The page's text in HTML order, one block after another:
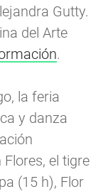
Gutty.
del Arte
.
la feria
y danza
el tigre
(15 h), Flor